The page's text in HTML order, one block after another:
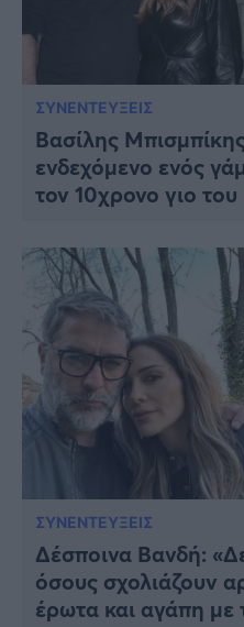
ΣΥΝΕΝΤΕΥΞΕΙΣ
Βασίλης
ενδεχόμενο ενός
τον 10χρονο γιο του
ΣΥΝΕΝΤΕΥΞΕΙΣ
Δέσποινα Βανδή:
όσους σχολιάζουν
έρωτα και αγάπη με